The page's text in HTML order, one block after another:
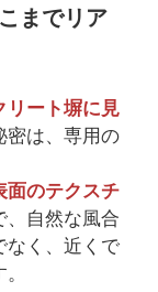
までリア
リート塀に見
密は、専用の
面のテクスチ
、自然な風合
なく、近くで